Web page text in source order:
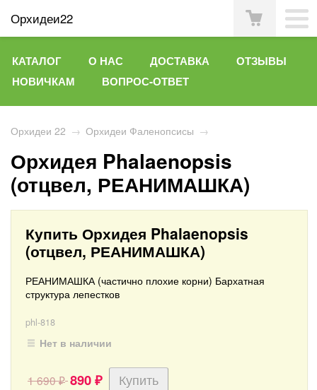
Орхидеи22
КАТАЛОГ О НАС ДОСТАВКА
ОТЗЫВЫ
НОВИЧКАМ
ВОПРОС-ОТВЕТ
Орхидеи 22 → Орхидеи Фаленопсисы →
Орхидея Phalaenopsis
(отцвел, РЕАНИМАШКА)
Купить Орхидея Phalaenopsis
(отцвел, РЕАНИМАШКА)
РЕАНИМАШКА (частично плохие корни) Бархатная
структура лепестков
phl-818
Нет в наличии
1 690₽ 890 ₽